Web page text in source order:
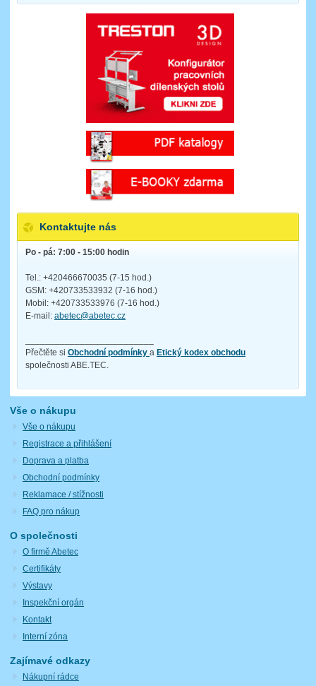
Kontaktujte nás
Po - pá: 7:00 - 15:00 hodin
Tel.: +420466670035 (7-15 hod.)
GSM: +420733533932 (7-16 hod.)
Mobil: +420733533976 (7-16 hod.)
E-mail: abetec@abetec.cz
Přečtěte si Obchodní podmínky a Etický kodex obchodu
společnosti ABE.TEC.
Vše o nákupu
Vše o nákupu
Registrace a přihlášení
Doprava a platba
Obchodní podmínky
Reklamace / stížnosti
FAQ pro nákup
O společnosti
O firmě Abetec
Certifikáty
Výstavy
Inspekční orgán
Kontakt
Interní zóna
Zajímavé odkazy
Nákupní rádce